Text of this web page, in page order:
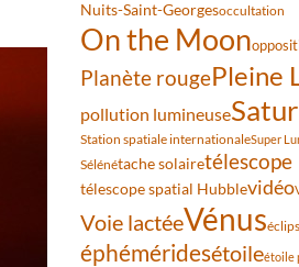
Nuits-Saint-Georgesoccultation
On the Moon
Planète rougePleine
pollution lumineuse
Station spatiale internationaleSuper
Sélénétache solairetélescope
télescope spatial Hubblevidéo
Voie lactéeVénus
éphéméridesétoileétoile